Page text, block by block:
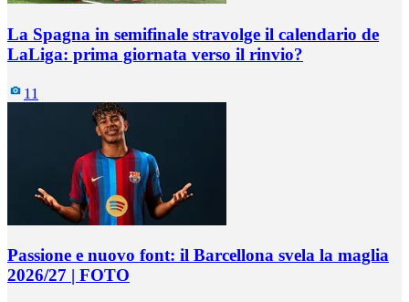
La Spagna in semifinale stravolge il calendario de
LaLiga: prima giornata verso il rinvio?
11
Passione e nuovo font: il Barcellona svela la maglia
2026/27 | FOTO